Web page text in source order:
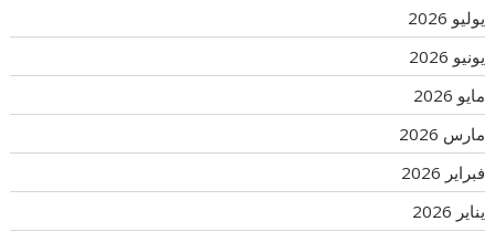
يوليو 2026
يونيو 2026
مايو 2026
مارس 2026
فبراير 2026
يناير 2026